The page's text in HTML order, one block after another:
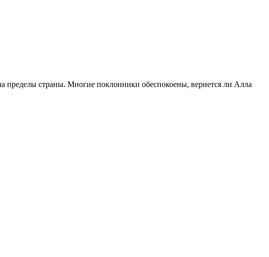
пределы страны. Многие поклонники обеспокоены, вернется ли Алла